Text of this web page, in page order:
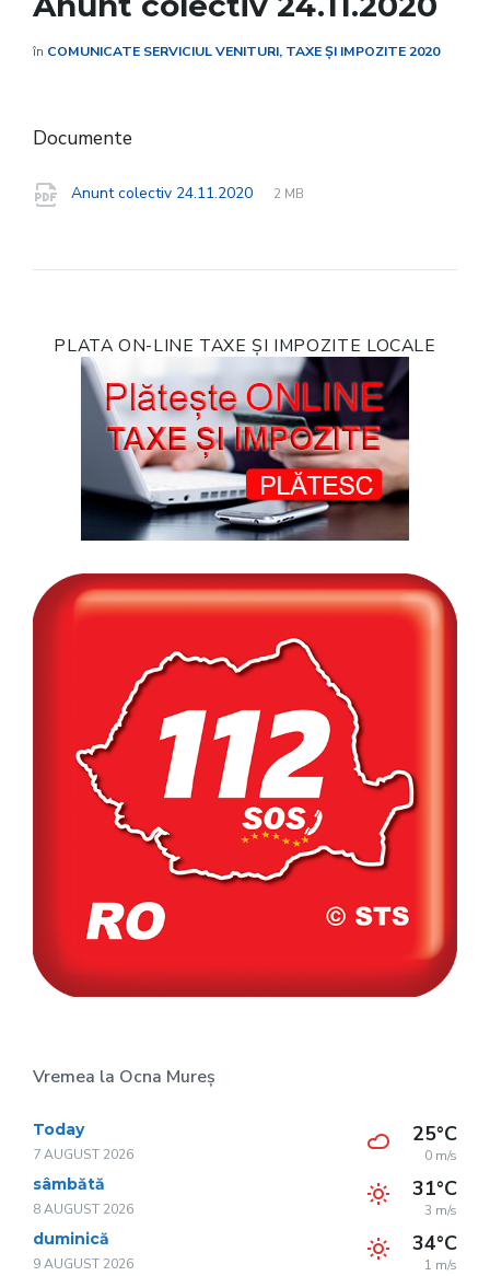
în COMUNICATE SERVICIUL VENITURI, TAXE ȘI IMPOZITE 2020
Documente
Anunt colectiv 24.11.2020
File
pdf
File
2 MB
PLATA ON-LINE TAXE ȘI IMPOZITE LOCALE
Vremea la Ocna Mureș
Today
7 AUGUST 2026
25°C
0 m/s
sâmbătă
8 AUGUST 2026
31°C
3 m/s
duminică
9 AUGUST 2026
34°C
1 m/s